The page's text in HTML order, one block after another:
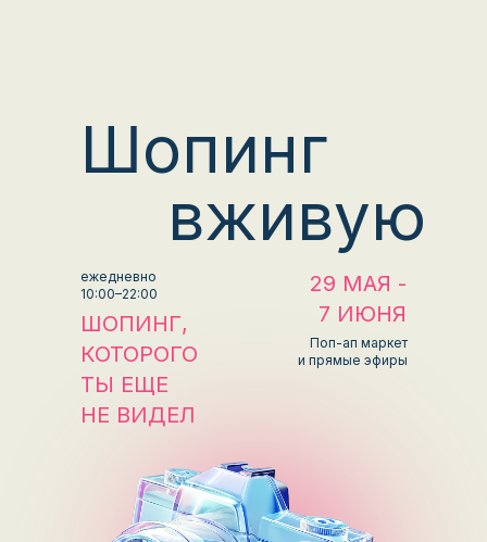
вживую
Шопинг
Поп-ап маркет
и прямые эфиры
ежедневно
10:00–22:00
29 МАЯ -
7 ИЮНЯ
ШОПИНГ,
КОТОРОГО
ТЫ ЕЩЕ
НЕ ВИДЕЛ